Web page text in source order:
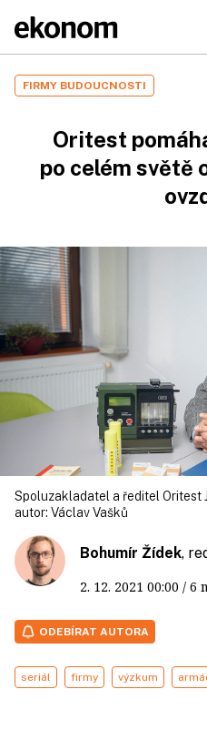
FIRMY BUDOUCNOSTI
Oritest
po celém světě
Spoluzakladatel a ředitel Oritest
autor: Václav Vašků
Bohumír Žídek,
2. 12. 2021 00:00 / 6
ODEBÍRAT AUTORA
seriál firmy výzkum